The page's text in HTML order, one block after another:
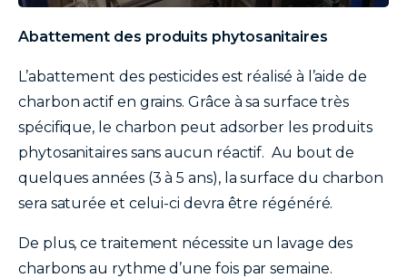
texte
Abattement des produits phytosanitaires
L’abattement des pesticides est réalisé à l’aide de
charbon actif en grains. Grâce à sa surface très
spécifique, le charbon peut adsorber les produits
phytosanitaires sans aucun réactif. Au bout de
quelques années (3 à 5 ans), la surface du charbon
sera saturée et celui-ci devra être régénéré.
De plus, ce traitement nécessite un lavage des
charbons au rythme d’une fois par semaine.